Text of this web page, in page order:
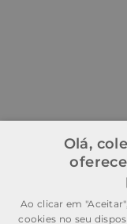
Olá,
Ao clicar em
cookies no seu